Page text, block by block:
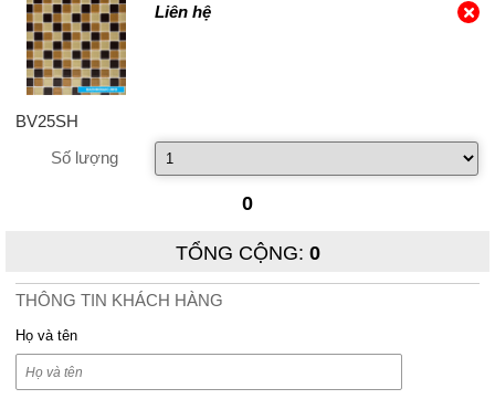
Liên hệ
BV25SH
Số lượng
0
TỔNG CỘNG: 0
THÔNG TIN KHÁCH HÀNG
Họ và tên